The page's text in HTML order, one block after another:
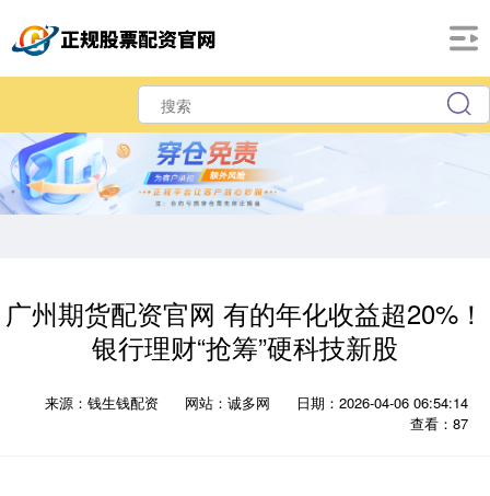
广州期货配资官网 有的年化收益超20%！
银行理财“抢筹”硬科技新股
来源：钱生钱配资 网站：诚多网
日期：2026-04-06 06:54:14
查看：87